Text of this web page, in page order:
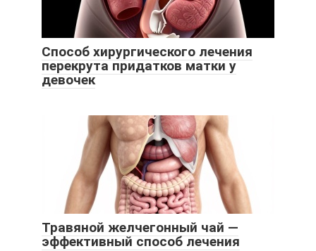
Способ хирургического лечения
перекрута придатков матки у
девочек
Травяной желчегонный чай —
эффективный способ лечения